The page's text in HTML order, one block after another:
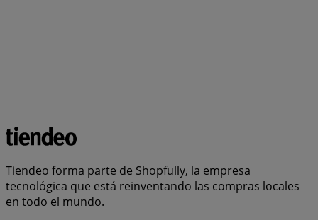
Tiendeo forma parte de Shopfully, la empresa
tecnológica que está reinventando las compras locales
en todo el mundo.